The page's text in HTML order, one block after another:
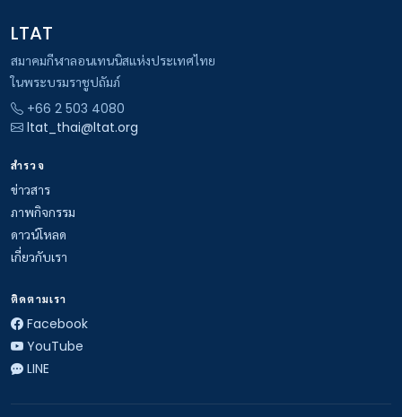
LTAT
สมาคมกีฬาลอนเทนนิสแห่งประเทศไทย
ในพระบรมราชูปถัมภ์
+66 2 503 4080
ltat_thai@ltat.org
สำรวจ
ข่าวสาร
ภาพกิจกรรม
ดาวน์โหลด
เกี่ยวกับเรา
ติดตามเรา
Facebook
YouTube
LINE